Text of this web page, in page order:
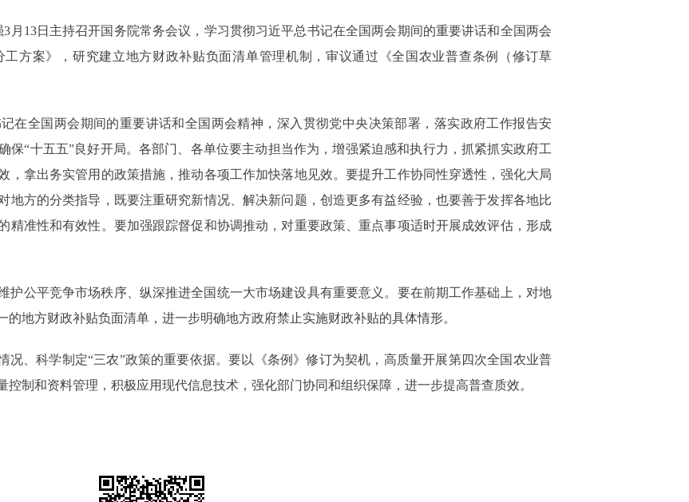
13日主持召开国务院常务会议，学习贯彻习近平总书记在全国两会期间的重要讲话和全国两会
方案》，研究建立地方财政补贴负面清单管理机制，审议通过《全国农业普查条例（修订草
在全国两会期间的重要讲话和全国两会精神，深入贯彻党中央决策部署，落实政府工作报告安
保“十五五”良好开局。各部门、各单位要主动担当作为，增强紧迫感和执行力，抓紧抓实政府工
，拿出务实管用的政策措施，推动各项工作加快落地见效。要提升工作协同性穿透性，强化大局
地方的分类指导，既要注重研究新情况、解决新问题，创造更多有益经验，也要善于发挥各地比
精准性和有效性。要加强跟踪督促和协调推动，对重要政策、重点事项适时开展成效评估，形成
护公平竞争市场秩序、纵深推进全国统一大市场建设具有重要意义。要在前期工作基础上，对地
地方财政补贴负面清单，进一步明确地方政府禁止实施财政补贴的具体情形。
况、科学制定“三农”政策的重要依据。要以《条例》修订为契机，高质量开展第四次全国农业普
制和资料管理，积极应用现代信息技术，强化部门协同和组织保障，进一步提高普查质效。